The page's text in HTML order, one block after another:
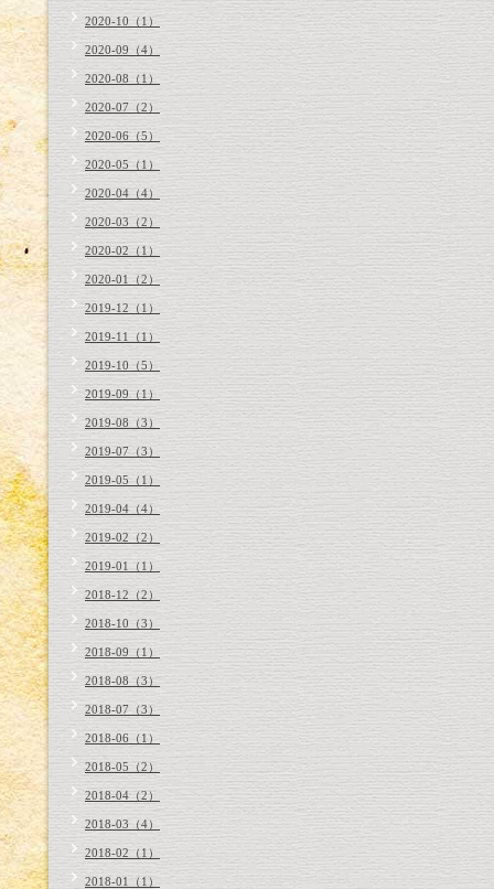
2020-10（1）
2020-09（4）
2020-08（1）
2020-07（2）
2020-06（5）
2020-05（1）
2020-04（4）
2020-03（2）
2020-02（1）
2020-01（2）
2019-12（1）
2019-11（1）
2019-10（5）
2019-09（1）
2019-08（3）
2019-07（3）
2019-05（1）
2019-04（4）
2019-02（2）
2019-01（1）
2018-12（2）
2018-10（3）
2018-09（1）
2018-08（3）
2018-07（3）
2018-06（1）
2018-05（2）
2018-04（2）
2018-03（4）
2018-02（1）
2018-01（1）